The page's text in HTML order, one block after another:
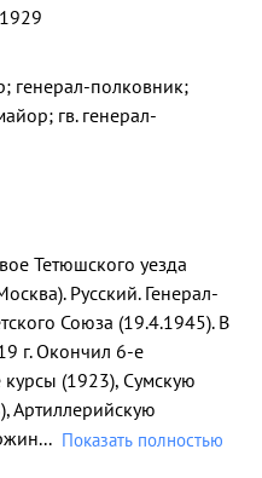
генерал-полковник;
гв. генерал-
Тетюшского уезда
Русский. Генерал-
Союза (19.4.1945). В
г. Окончил 6-е
курсы (1923), Сумскую
Артиллерийскую
... Показать полностью